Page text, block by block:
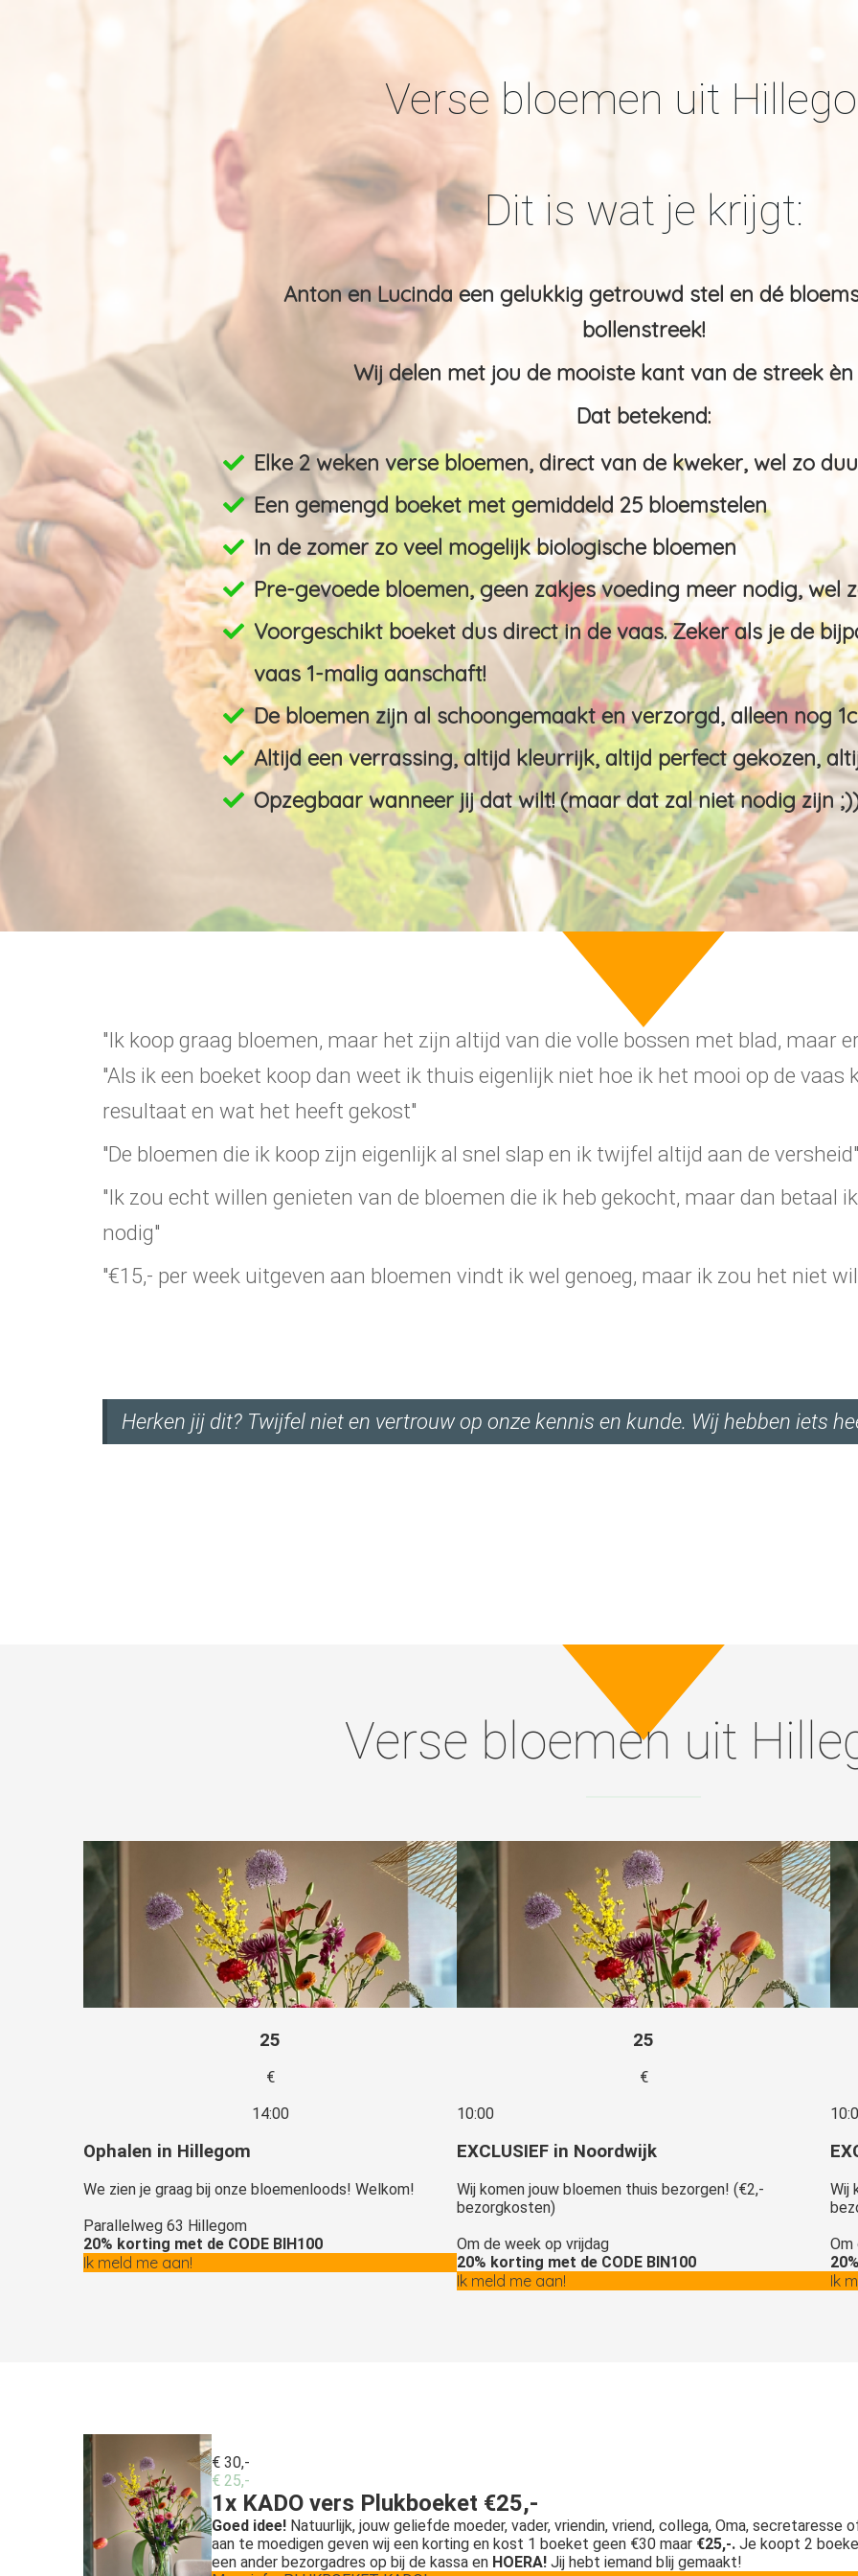
Verse bloemen uit
Dit is wat je krijgt:
Anton en Lucinda een gelukkig getrouwd stel en dé
bollenstreek!
Wij delen met jou de mooiste kant van de streek èn
Dat betekend:
Elke 2 weken verse bloemen, direct van de kweker, wel zo
Een gemengd boeket met gemiddeld 25 bloemstelen
In de zomer zo veel mogelijk biologische bloemen
Pre-gevoede bloemen, geen zakjes voeding meer nodig, wel
Voorgeschikt boeket dus direct in de vaas. Zeker als je de
vaas 1-malig aanschaft!
De bloemen zijn al schoongemaakt en verzorgd, alleen nog
Altijd een verrassing, altijd kleurrijk, altijd perfect gekozen,
Opzegbaar wanneer jij dat wilt! (maar dat zal niet nodig zijn
"Ik koop graag bloemen, maar het zijn altijd van die volle bossen met blad, maar
"Als ik een boeket koop dan weet ik thuis eigenlijk niet hoe ik het mooi op de
resultaat en wat het heeft gekost"
"De bloemen die ik koop zijn eigenlijk al snel slap en ik twijfel altijd aan de versheid"
"Ik zou echt willen genieten van de bloemen die ik heb gekocht, maar dan betaal
nodig"
"€15,- per week uitgeven aan bloemen vindt ik wel genoeg, maar ik zou het niet
Herken jij dit? Twijfel niet en vertrouw op onze kennis en kunde. Wij hebben iets
Verse bloemen uit
25
€
14:00
Ophalen in Hillegom
We zien je graag bij onze bloemenloods! Welkom!
Parallelweg 63 Hillegom
20% korting met de CODE BIH100
Ik meld me aan!
25
€
10:00
EXCLUSIEF in Noordwijk
Wij komen jouw bloemen thuis bezorgen! (€2,-
bezorgkosten)
Om de week op vrijdag
20% korting met de CODE BIN100
Ik meld me aan!
Wij
Om
Ik
€ 30,-
€ 25,-
1x KADOvers Plukboeket €25,-
Goed idee! Natuurlijk, jouw geliefde moeder, vader, vriendin, vriend, collega, Oma,
aan te moedigen geven wij een korting en kost 1 boeket geen €30 maar €25,-.Je koopt 2
een ander bezorgadres op bij de kassa en HOERA!Jij hebt iemand blij gemaakt!